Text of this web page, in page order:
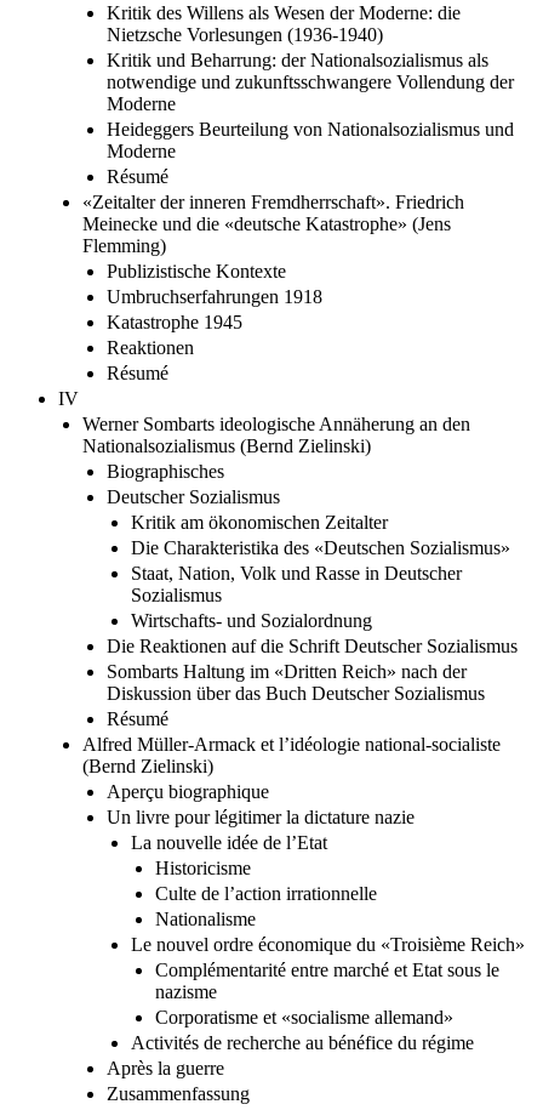
Kritik des Willens als Wesen der Moderne: die
Nietzsche Vorlesungen (1936-1940)
Kritik und Beharrung: der Nationalsozialismus als
notwendige und zukunftsschwangere Vollendung der
Moderne
Heideggers Beurteilung von Nationalsozialismus und
Moderne
Résumé
«Zeitalter der inneren Fremdherrschaft». Friedrich
Meinecke und die «deutsche Katastrophe» (Jens
Flemming)
Publizistische Kontexte
Umbruchserfahrungen 1918
Katastrophe 1945
Reaktionen
Résumé
IV
Werner Sombarts ideologische Annäherung an den
Nationalsozialismus (Bernd Zielinski)
Biographisches
Deutscher Sozialismus
Kritik am ökonomischen Zeitalter
Die Charakteristika des «Deutschen Sozialismus»
Staat, Nation, Volk und Rasse in Deutscher
Sozialismus
Wirtschafts- und Sozialordnung
Die Reaktionen auf die Schrift Deutscher Sozialismus
Sombarts Haltung im «Dritten Reich» nach der
Diskussion über das Buch Deutscher Sozialismus
Résumé
Alfred Müller-Armack et l’idéologie national-socialiste
(Bernd Zielinski)
Aperçu biographique
Un livre pour légitimer la dictature nazie
La nouvelle idée de l’Etat
Historicisme
Culte de l’action irrationnelle
Nationalisme
Le nouvel ordre économique du «Troisième Reich»
Complémentarité entre marché et Etat sous le
nazisme
Corporatisme et «socialisme allemand»
Activités de recherche au bénéfice du régime
Après la guerre
Zusammenfassung